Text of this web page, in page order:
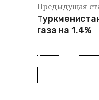
Предыдущая
газа на 1,4%